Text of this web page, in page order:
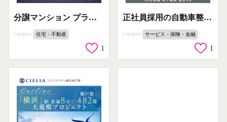
分譲マンション プラウド長町南 住戸案内
Category 住宅・不動産
1
正社員採用の自動車整備士求人
Category サービス・保険・金融
1